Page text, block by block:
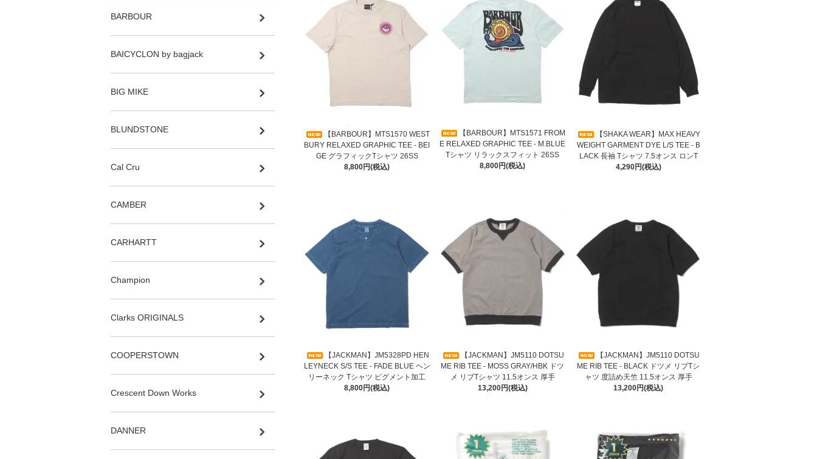
【BARBOUR】MTS1570 WEST
BURY RELAXED GRAPHIC TEE - BEI
GE グラフィックTシャツ 26SS
8,800円(税込)
【BARBOUR】MTS1571 FROM
E RELAXED GRAPHIC TEE - M.BLUE
Tシャツ リラックスフィット 26SS
8,800円(税込)
【SHAKA WEAR】MAX HEAVY
WEIGHT GARMENT DYE L/S TEE - B
LACK 長袖 Tシャツ 7.5オンス ロンT
4,290円(税込)
【JACKMAN】JM5328PD HEN
LEYNECK S/S TEE - FADE BLUE ヘン
リーネック Tシャツ ピグメント加工
8,800円(税込)
【JACKMAN】JM5110 DOTSU
ME RIB TEE - MOSS GRAY/HBK ドツ
メ リブTシャツ 11.5オンス 厚手
13,200円(税込)
【JACKMAN】JM5110 DOTSU
ME RIB TEE - BLACK ドツメ リブTシ
ャツ 度詰め天竺 11.5オンス 厚手
13,200円(税込)
BARBOUR
BAICYCLON by bagjack
BIG MIKE
BLUNDSTONE
Cal Cru
CAMBER
CARHARTT
Champion
Clarks ORIGINALS
COOPERSTOWN
Crescent Down Works
DANNER